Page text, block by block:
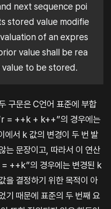
next sequence poi
stored value modifie
of an expres
value shall be rea
to be stored.
구문은 C언어 표준에 부합
= ++k + k++”의 경우에는
서 k 값의 변경이 두 번 발
는 문장이고, 따라서 이 연산
++k”의 경우에는 변경된 k
을 결정하기 위한 목적이 아
기 때문에 표준의 두 번째 요